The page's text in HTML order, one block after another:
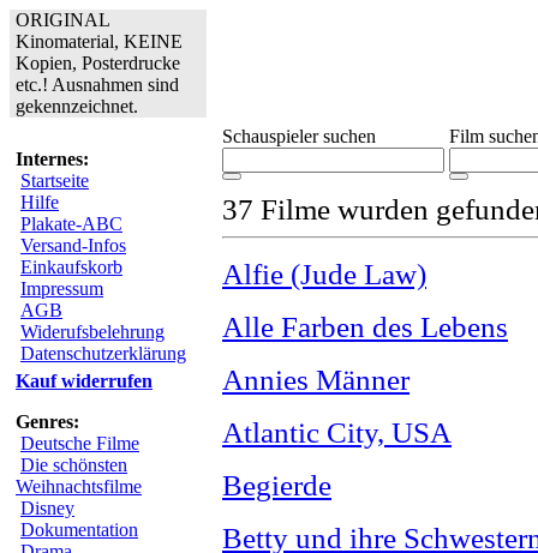
ORIGINAL
Kinomaterial, KEINE
Kopien, Posterdrucke
etc.! Ausnahmen sind
gekennzeichnet.
Internes:
Startseite
Hilfe
Plakate-ABC
Versand-Infos
Einkaufskorb
Impressum
AGB
Widerufsbelehrung
Datenschutzerklärung
Kauf widerrufen
Genres:
Deutsche Filme
Die schönsten
Weihnachtsfilme
Disney
Dokumentation
Schauspieler suchen Film
37 Filme wurden
Alfie (Jude Law)
Alle Farben des Lebens
Annies Männer
Atlantic City, USA
Begierde
Betty und ihre